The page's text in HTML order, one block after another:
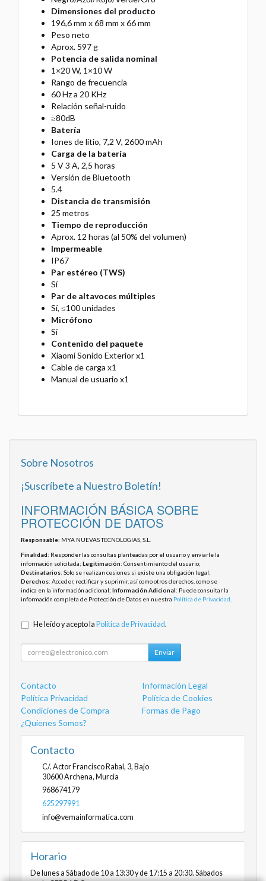
Dimensiones del producto
196,6 mm x 68 mm x 66 mm
Peso neto
Aprox. 597 g
Potencia de salida nominal
1×20 W, 1×10 W
Rango de frecuencia
60 Hz a 20 KHz
Relación señal-ruido
≥80dB
Batería
Iones de litio, 7,2 V, 2600 mAh
Carga de la batería
5 V 3 A, 2,5 horas
Versión de Bluetooth
5.4
Distancia de transmisión
25 metros
Tiempo de reproducción
Aprox. 12 horas (al 50% del volumen)
Impermeable
IP67
Par estéreo (TWS)
Sí
Par de altavoces múltiples
Sí, ≤100 unidades
Micrófono
Sí
Contenido del paquete
Xiaomi Sonido Exterior x1
Cable de carga x1
Manual de usuario x1
Sobre Nosotros
¡Suscríbete a Nuestro Boletín!
INFORMACIÓN BÁSICA SOBRE
PROTECCIÓN DE DATOS
Responsable: MYA NUEVAS TECNOLOGIAS, S.L.
Finalidad: Responder las consultas planteadas por el usuario y enviarle la
información solicitada; Legitimación: Consentimiento del usuario;
Destinatarios: Solo se realizan cesiones si existe una obligación legal;
Derechos: Acceder, rectificar y suprimir, así como otros derechos, como se
indica en la información adicional; Información Adicional: Puede consultar la
información completa de Protección de Datos en nuestra Política de Privacidad
He leído y acepto la Política de Privacidad.
Enviar
Contacto
Información Legal
Política Privacidad
Política de Cookies
Condiciones de Compra
Formas de Pago
¿Quienes Somos?
Contacto
C/. Actor Francisco Rabal, 3, Bajo
30600Archena, Murcia
968674179
625297991
info@vemainformatica.com
Horario
De lunes a Sábado de 10 a 13:30 y de 17:15 a 20:30. Sábados